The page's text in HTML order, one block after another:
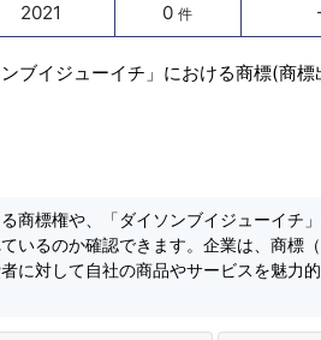
2021 0件
ブイジューイチ」における商標(商
商標権や、「ダイソンブイジューイチ
いるのか確認できます。企業は、商標
に対して自社の商品やサービスを魅力